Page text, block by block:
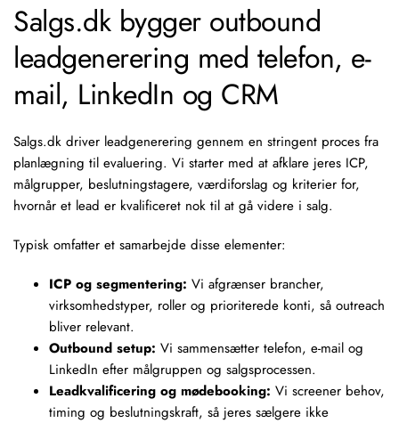
Salgs.dk bygger outbound
leadgenerering med telefon, e-
mail, LinkedIn og CRM
Salgs.dk driver leadgenerering gennem en stringent proces fra
planlægning til evaluering. Vi starter med at afklare jeres ICP,
målgrupper, beslutningstagere, værdiforslag og kriterier for,
hvornår et lead er kvalificeret nok til at gå videre i salg.
Typisk omfatter et samarbejde disse elementer:
ICP og segmentering: Vi afgrænser brancher,
virksomhedstyper, roller og prioriterede konti, så outreach
bliver relevant.
Outbound setup: Vi sammensætter telefon, e-mail og
LinkedIn efter målgruppen og salgsprocessen.
Leadkvalificering og mødebooking: Vi screener behov,
timing og beslutningskraft, så jeres sælgere ikke